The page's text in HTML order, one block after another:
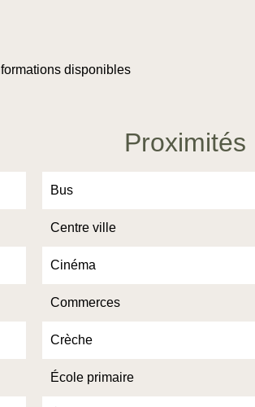
disponibles
Proximités
Bus
Centre ville
Cinéma
Commerces
Crèche
École primaire